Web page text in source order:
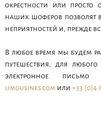
окрестности или просто
наших шоферов позволят
неприятностей и, прежде
В любое время мы будем
путешествия, для любого
электронное
limousines.com или +33 (0)4